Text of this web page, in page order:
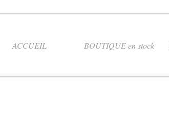
ACCUEIL BOUTIQUE en stock